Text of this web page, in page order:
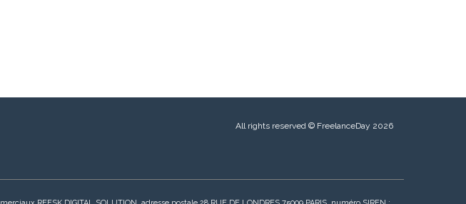
All rights reserved © FreelanceDay 2026